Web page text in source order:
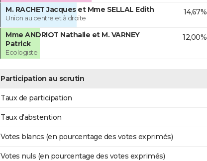
M. RACHET Jacques et Mme SELLAL Edith
Union au centre et à droite
14,67%
Mme ANDRIOT Nathalie et M. VARNEY
Patrick
Ecologiste
12,00%
Participation au scrutin
Taux de participation
Taux d'abstention
Votes blancs (en pourcentage des votes exprimés)
Votes nuls (en pourcentage des votes exprimés)